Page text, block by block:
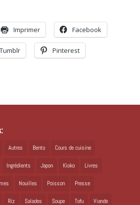
Imprimer Facebook
Tumblr Pinterest
Autres Bento Cours de cuisine
Ingrédients Japon Kioko Livres
Nouilles Poisson Presse
Riz Salades Soupe Tofu Viande